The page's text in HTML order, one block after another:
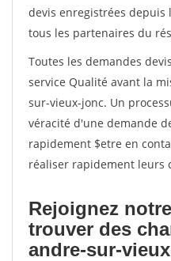
devis enregistrées depuis
tous les partenaires du
Toutes les demandes
service Qualité avant la
sur-vieux-jonc. Un
véracité d'une demande
rapidement $etre en
réaliser rapidement leurs
Rejoignez
trouver des
andre-sur-